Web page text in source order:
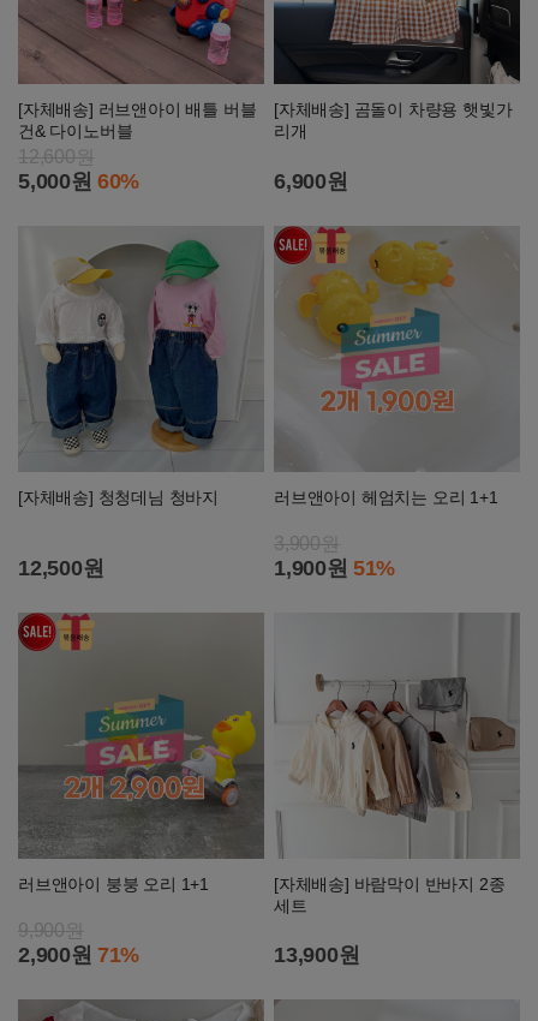
[자체배송] 러브앤아이 배틀 버블
건& 다이노버블
12,600원
5,000원 60%
[자체배송] 곰돌이 차량용 햇빛가
리개
6,900원
[자체배송] 청청데님 청바지
12,500원
러브앤아이 헤엄치는 오리 1+1
3,900원
1,900원 51%
러브앤아이 붕붕 오리 1+1
9,900원
2,900원 71%
[자체배송] 바람막이 반바지 2종
세트
13,900원